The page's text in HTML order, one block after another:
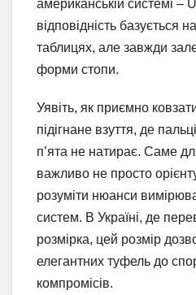
американській системі –
відповідність базується
таблицях, але завжди
форми стопи.
Уявіть, як приємно
підігнане взуття, де
п’ята не натирає. Саме
важливо не просто
розуміти нюанси
систем. В Україні, де
розмірка, цей розмір
елегантних туфель до
компромісів.